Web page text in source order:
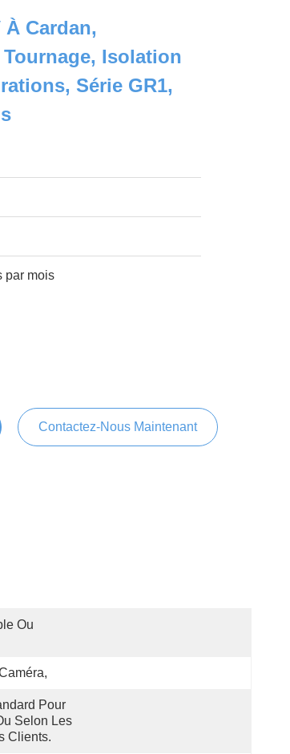
À Cardan,
Isolation
Série GR1,
par mois
Contactez-Nous Maintenant
Ou
Pour
Selon Les
Clients.